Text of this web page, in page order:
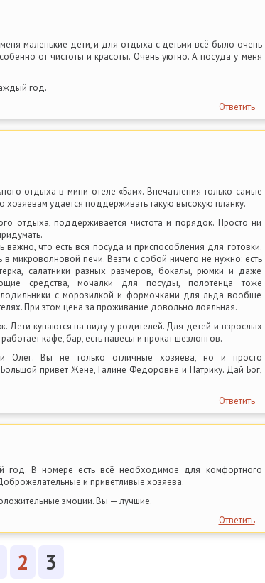
маленькие дети, и для отдыха с детьми всё было очень
от чистоты и красоты. Очень уютно. А посуда у меня
год.
Ответить
отдыха в мини-отеле «Бам». Впечатления только самые
хозяевам удается поддерживать такую высокую планку.
отдыха, поддерживается чистота и порядок. Просто ни
важно, что есть вся посуда и приспособления для готовки.
в микроволновой печи. Везти с собой ничего не нужно: есть
салатники разных размеров, бокалы, рюмки и даже
средства, мочалки для посуды, полотенца тоже
с морозилкой и формочками для льда вообще
При этом цена за проживание довольно лояльная.
Дети купаются на виду у родителей. Для детей и взрослых
кафе, бар, есть навесы и прокат шезлонгов.
Олег. Вы не только отличные хозяева, но и просто
привет Жене, Галине Федоровне и Патрику. Дай Бог,
Ответить
год. В номере есть всё необходимое для комфортного
и приветливые хозяева.
эмоции. Вы — лучшие.
Ответить
2 3